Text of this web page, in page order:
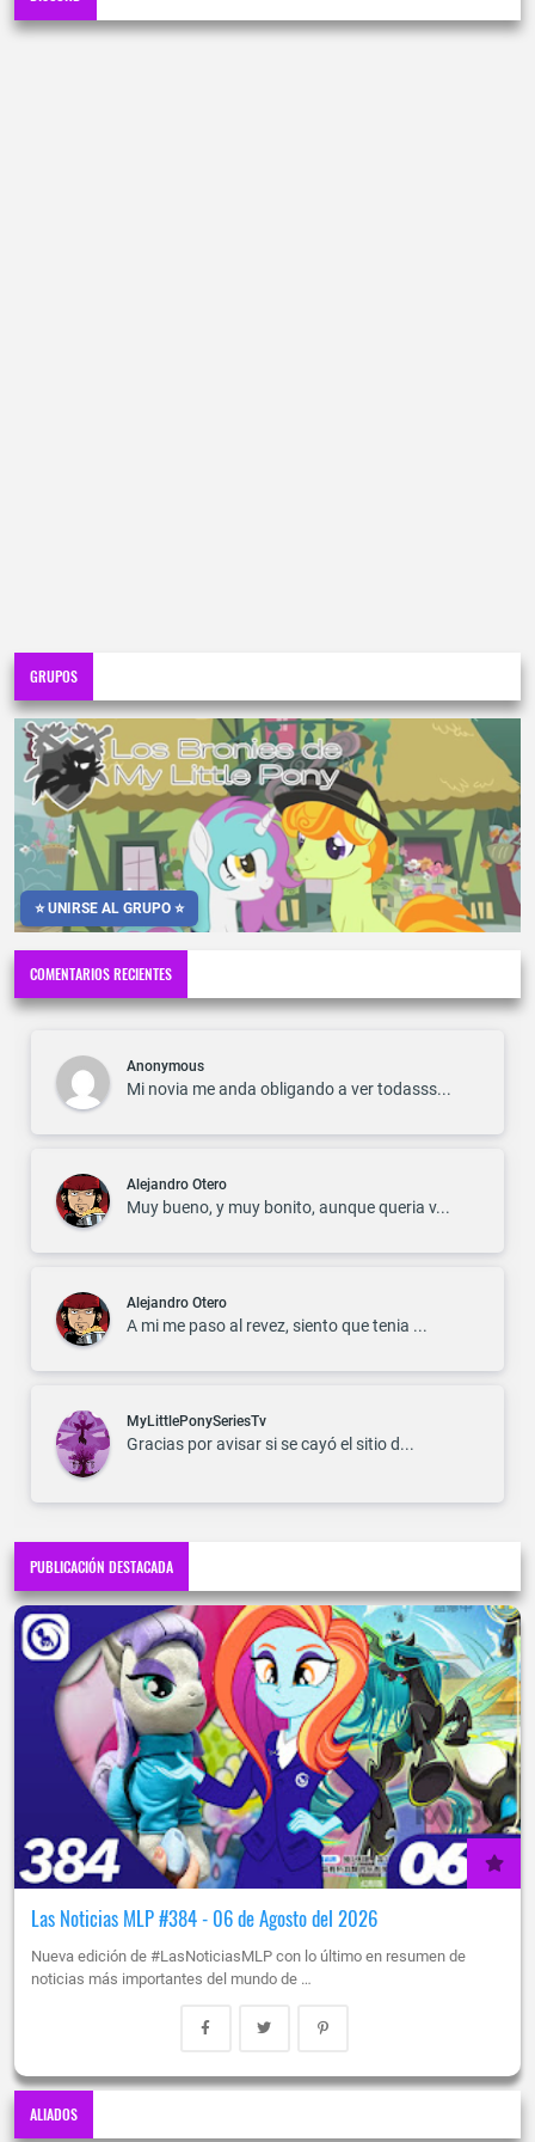
GRUPOS
⭐ UNIRSE AL GRUPO ⭐
COMENTARIOS RECIENTES
Anonymous
Mi novia me anda obligando a ver todasss...
Alejandro Otero
Muy bueno, y muy bonito, aunque queria v...
Alejandro Otero
A mi me paso al revez, siento que tenia ...
MyLittlePonySeriesTv
Gracias por avisar si se cayó el sitio d...
PUBLICACIÓN DESTACADA
Las Noticias MLP #384 - 06 de Agosto del 2026
Nueva edición de #LasNoticiasMLP con lo último en resumen de
noticias más importantes del mundo de …
ALIADOS